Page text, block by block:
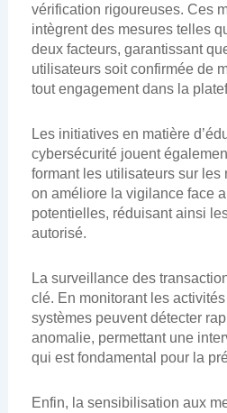
vérification rigoureuses. Ces
intègrent des mesures telles
deux facteurs, garantissant
utilisateurs soit confirmée de
tout engagement dans la
Les initiatives en matière
cybersécurité jouent
formant les utilisateurs sur les
on améliore la vigilance face
potentielles, réduisant ainsi
autorisé.
La surveillance des
clé. En monitorant les
systèmes peuvent détecter
anomalie, permettant une
qui est fondamental pour la
Enfin, la sensibilisation aux